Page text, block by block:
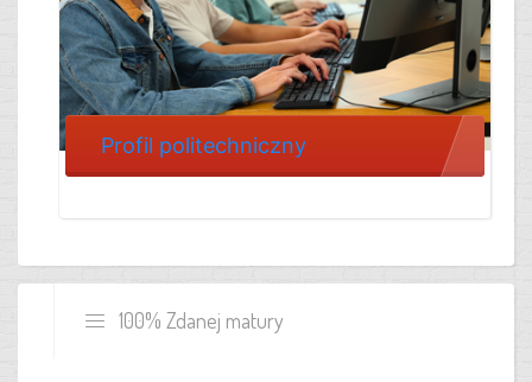
Profil politechniczny
100% Zdanej matury